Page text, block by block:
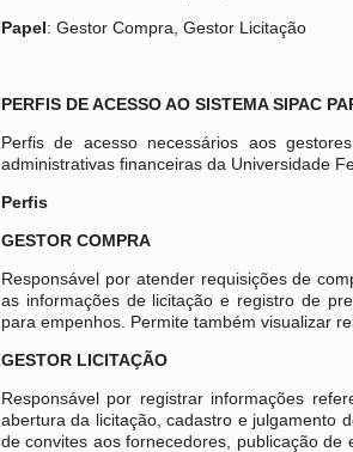
Papel: Gestor Compra, Gestor Licitação
PERFIS DE ACESSO AO SISTEMA SIPAC
Perfis de acesso necessários aos
administrativas financeiras da Universidade
Perfis
GESTOR COMPRA
Responsável por atender requisições de
as informações de licitação e registro de
para empenhos. Permite também visualizar
GESTOR LICITAÇÃO
Responsável por registrar informações
abertura da licitação, cadastro e julgamento
de convites aos fornecedores, publicação